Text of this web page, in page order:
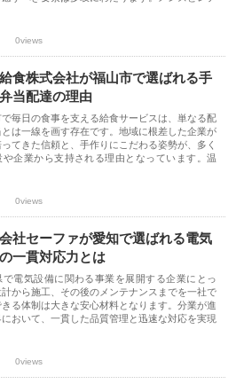
0views
食株式会社が福山市で選ばれる手
当配達の理由
毎日の食事を支える給食サービスは、単なる配
は一線を画す存在です。地域に根差した企業が
てきた信頼と、手作りにこだわる姿勢が、多く
や企業から支持される理由となっています。温
0views
社セーファが愛知で選ばれる電気
一貫対応力とは
で電気設備に関わる事業を展開する企業にとっ
から施工、その後のメンテナンスまでを一社で
る体制は大きな安心材料となります。分業が進
おいて、一貫した品質管理と迅速な対応を実現
0views